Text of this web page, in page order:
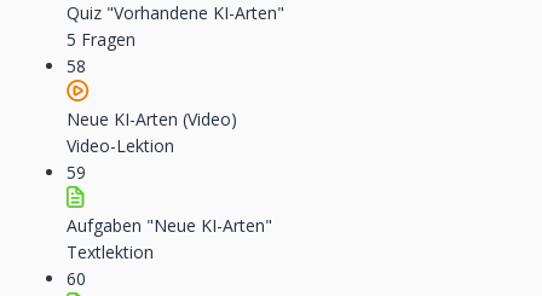
Quiz "Vorhandene KI-Arten"
5 Fragen
58
Neue KI-Arten (Video)
Video-Lektion
59
Aufgaben "Neue KI-Arten"
Textlektion
60